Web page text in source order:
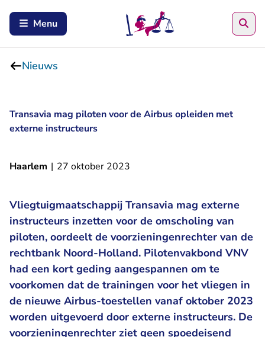
Menu
Nieuws
Transavia mag piloten voor de Airbus opleiden met
externe instructeurs
Haarlem | 27 oktober 2023
Vliegtuigmaatschappij Transavia mag externe
instructeurs inzetten voor de omscholing van
piloten, oordeelt de voorzieningenrechter van de
rechtbank Noord-Holland. Pilotenvakbond VNV
had een kort geding aangespannen om te
voorkomen dat de trainingen voor het vliegen in
de nieuwe Airbus-toestellen vanaf oktober 2023
worden uitgevoerd door externe instructeurs. De
voorzieningenrechter ziet geen spoedeisend